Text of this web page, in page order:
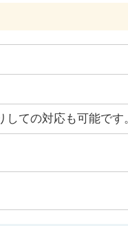
ての対応も可能です